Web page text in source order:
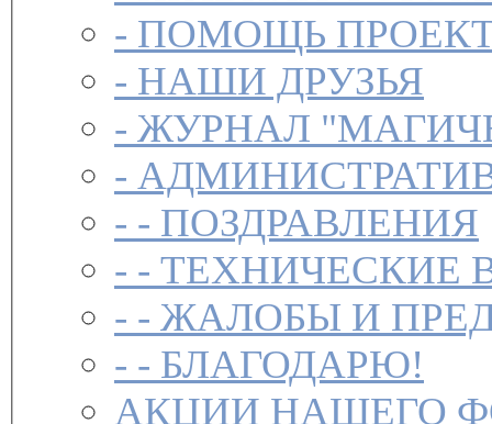
- ПОМОЩЬ
- НАШИ ДРУЗЬЯ
- ЖУРНАЛ
-
- - ПОЗДРАВЛЕНИЯ
- - ТЕХНИЧЕСКИЕ
- - ЖАЛОБЫ И
- - БЛАГОДАРЮ!
АКЦИИ НАШЕГО